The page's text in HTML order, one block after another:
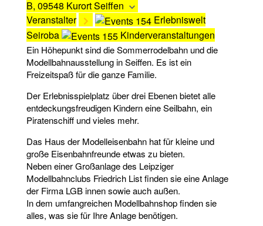
B, 09548 Kurort Seiffen
Veranstalter
Erlebniswelt
Seiroba
Kinderveranstaltungen
Ein Höhepunkt sind die Sommerrodelbahn und die
Modellbahnausstellung in Seiffen. Es ist ein
Freizeitspaß für die ganze Familie.
Der Erlebnisspielplatz über drei Ebenen bietet alle
entdeckungsfreudigen Kindern eine Seilbahn, ein
Piratenschiff und vieles mehr.
Das Haus der Modelleisenbahn hat für kleine und
große Eisenbahnfreunde etwas zu bieten.
Neben einer Großanlage des Leipziger
Modellbahnclubs Friedrich List finden sie eine Anlage
der Firma LGB innen sowie auch außen.
In dem umfangreichen Modellbahnshop finden sie
alles, was sie für Ihre Anlage benötigen.